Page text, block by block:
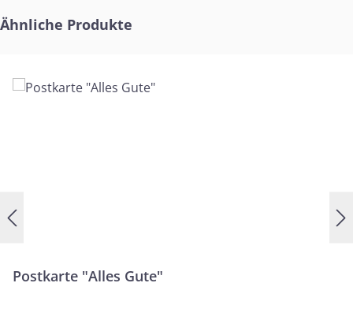
Produktgalerie überspringen
Ähnliche Produkte
Postkarte "Alles Gute"